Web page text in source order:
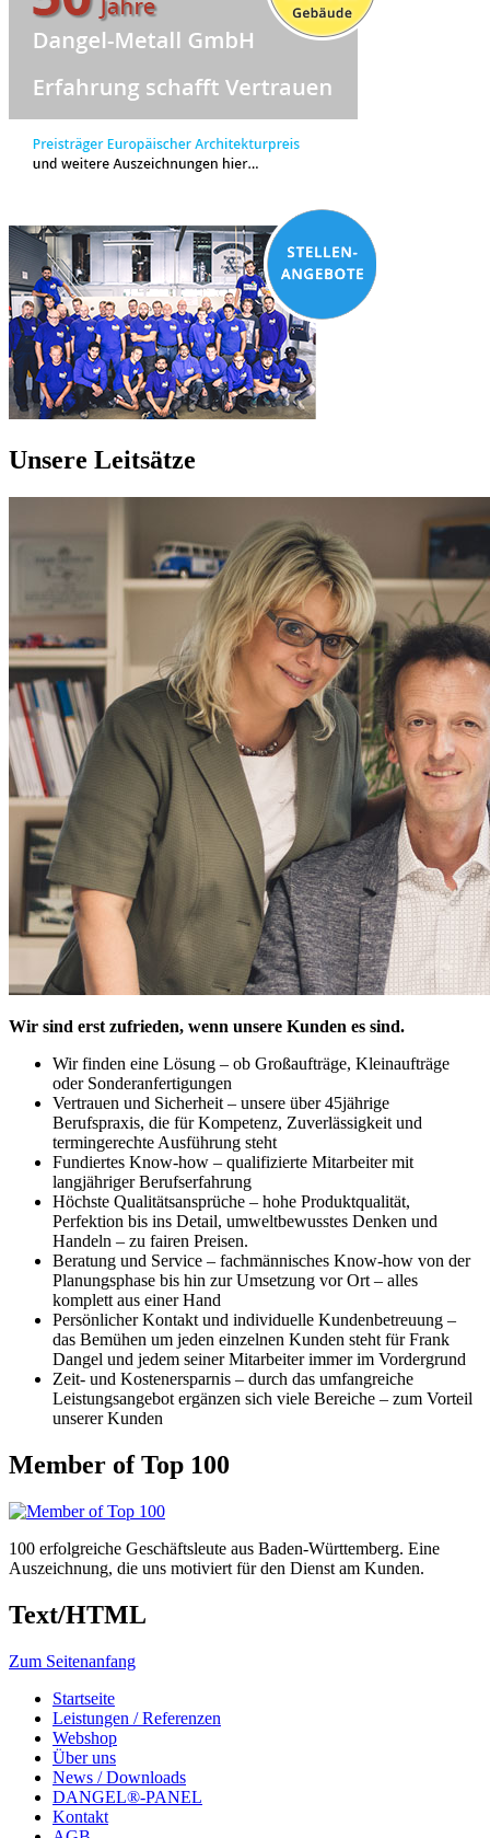
Unsere Leitsätze
Wir sind erst zufrieden, wenn unsere Kunden es sind.
Wir finden eine Lösung – ob Großaufträge, Kleinaufträge
oder Sonderanfertigungen
Vertrauen und Sicherheit – unsere über 45jährige
Berufspraxis, die für Kompetenz, Zuverlässigkeit und
termingerechte Ausführung steht
Fundiertes Know-how – qualifizierte Mitarbeiter mit
langjähriger Berufserfahrung
Höchste Qualitätsansprüche – hohe Produktqualität,
Perfektion bis ins Detail, umweltbewusstes Denken und
Handeln – zu fairen Preisen.
Beratung und Service – fachmännisches Know-how von der
Planungsphase bis hin zur Umsetzung vor Ort – alles
komplett aus einer Hand
Persönlicher Kontakt und individuelle Kundenbetreuung –
das Bemühen um jeden einzelnen Kunden steht für Frank
Dangel und jedem seiner Mitarbeiter immer im Vordergrund
Zeit- und Kostenersparnis – durch das umfangreiche
Leistungsangebot ergänzen sich viele Bereiche – zum Vorteil
unserer Kunden
Member of Top 100
100 erfolgreiche Geschäftsleute aus Baden-Württemberg. Eine
Auszeichnung, die uns motiviert für den Dienst am Kunden.
Text/HTML
Zum Seitenanfang
Startseite
Leistungen / Referenzen
Webshop
Über uns
News / Downloads
DANGEL®-PANEL
Kontakt